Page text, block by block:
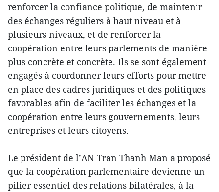
renforcer la confiance politique, de maintenir
des échanges réguliers à haut niveau et à
plusieurs niveaux, et de renforcer la
coopération entre leurs parlements de manière
plus concrète et concrète. Ils se sont également
engagés à coordonner leurs efforts pour mettre
en place des cadres juridiques et des politiques
favorables afin de faciliter les échanges et la
coopération entre leurs gouvernements, leurs
entreprises et leurs citoyens.
Le président de l’AN Tran Thanh Man a proposé
que la coopération parlementaire devienne un
pilier essentiel des relations bilatérales, à la